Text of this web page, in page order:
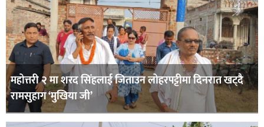
महोत्तरी २ मा शरद सिंहलाई जिताउन लोहरपट्टीमा दिनरात खट्दै
रामसुहाग ‘मुखिया जी’